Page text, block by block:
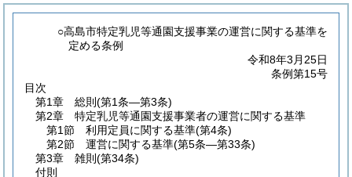
○高島市特定乳児等通園支援事業の運営に関する基準を
定める条例
令和8年3月25日
条例第15号
目次
第1章
総則 (第1条―第3条)
第2章
特定乳児等通園支援事業者の運営に関する基準
第1節
利用定員に関する基準(第4条)
第2節
運営に関する基準(第5条―第33条)
第3章
雑則 (第34条)
付則